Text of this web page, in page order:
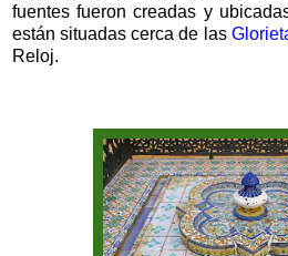
fuentes fueron creadas y
están situadas cerca de las
Reloj.